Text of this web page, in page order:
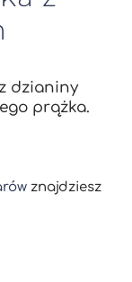
dzianiny
prążka.
znajdziesz